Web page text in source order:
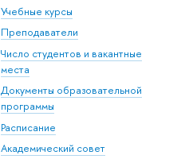
Учебные курсы
Преподаватели
Число студентов и вакантные
места
Документы образовательной
программы
Расписание
Академический совет